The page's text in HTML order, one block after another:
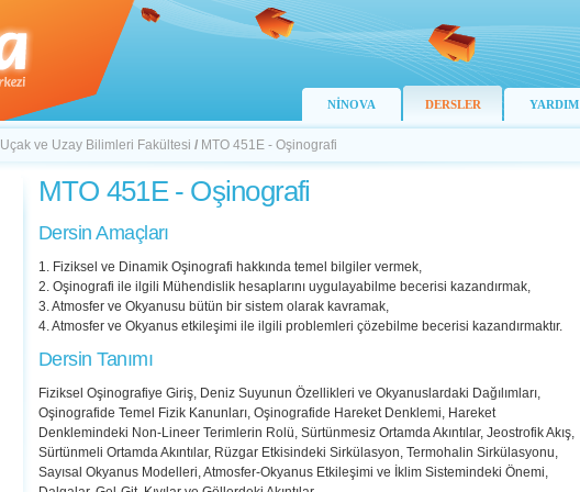
NİNOVA DERSLER YARDIM
Uçak ve Uzay Bilimleri Fakültesi / MTO 451E - Oşinografi
MTO 451E - Oşinografi
Dersin Amaçları
1. Fiziksel ve Dinamik Oşinografi hakkında temel bilgiler vermek,
2. Oşinografi ile ilgili Mühendislik hesaplarını uygulayabilme becerisi kazandırmak,
3. Atmosfer ve Okyanusu bütün bir sistem olarak kavramak,
4. Atmosfer ve Okyanus etkileşimi ile ilgili problemleri çözebilme becerisi kazandırmaktır.
Dersin Tanımı
Fiziksel Oşinografiye Giriş, Deniz Suyunun Özellikleri ve Okyanuslardaki Dağılımları,
Oşinografide Temel Fizik Kanunları, Oşinografide Hareket Denklemi, Hareket
Denklemindeki Non-Lineer Terimlerin Rolü, Sürtünmesiz Ortamda Akıntılar, Jeostrofik Akış,
Sürtünmeli Ortamda Akıntılar, Rüzgar Etkisindeki Sirkülasyon, Termohalin Sirkülasyonu,
Sayısal Okyanus Modelleri, Atmosfer-Okyanus Etkileşimi ve İklim Sistemindeki Önemi,